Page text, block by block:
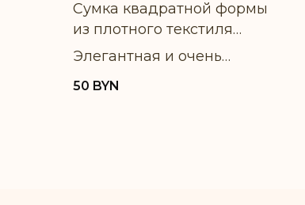
Сумка квадратной формы
из плотного текстиля
Bellezza
Элегантная и очень
удобная сумочка со
50 BYN